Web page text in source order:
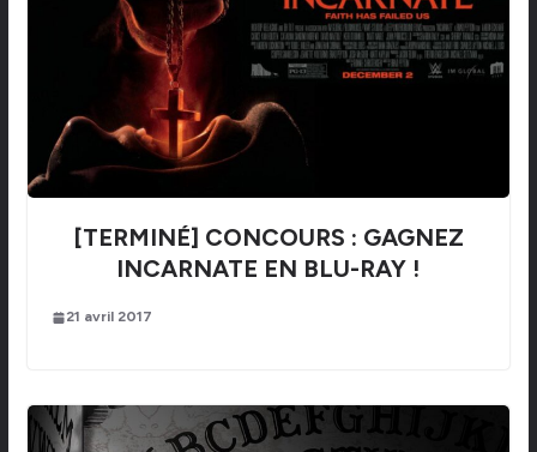
[TERMINÉ] CONCOURS : GAGNEZ
INCARNATE EN BLU-RAY !
21 avril 2017